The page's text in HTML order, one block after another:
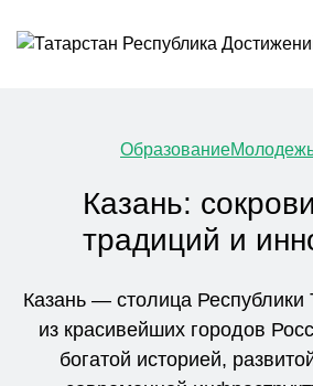
Образование
Казань:
традиций и
Казань — столица Республики
из красивейших городов
богатой историей,